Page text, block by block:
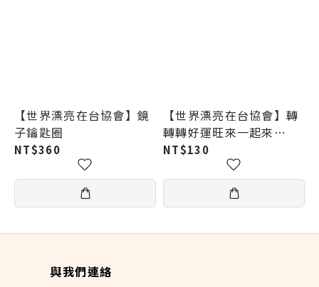
【世界漂亮在台協會】鏡
子鑰匙圈
NT$360
【世界漂亮在台協會】轉
轉轉好運旺來一起來
_NFC感應資料夾
NT$130
與我們連絡